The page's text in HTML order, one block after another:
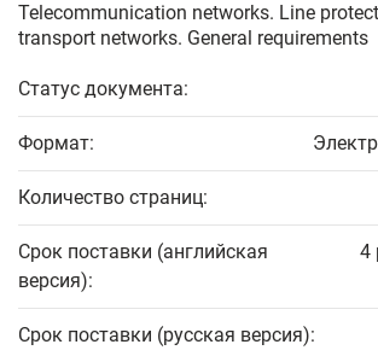
Telecommunication networks. Line
transport networks. General requirements
Статус документа:
Формат:
Количество страниц:
Срок поставки (английская
версия):
4
Срок поставки (русская версия):